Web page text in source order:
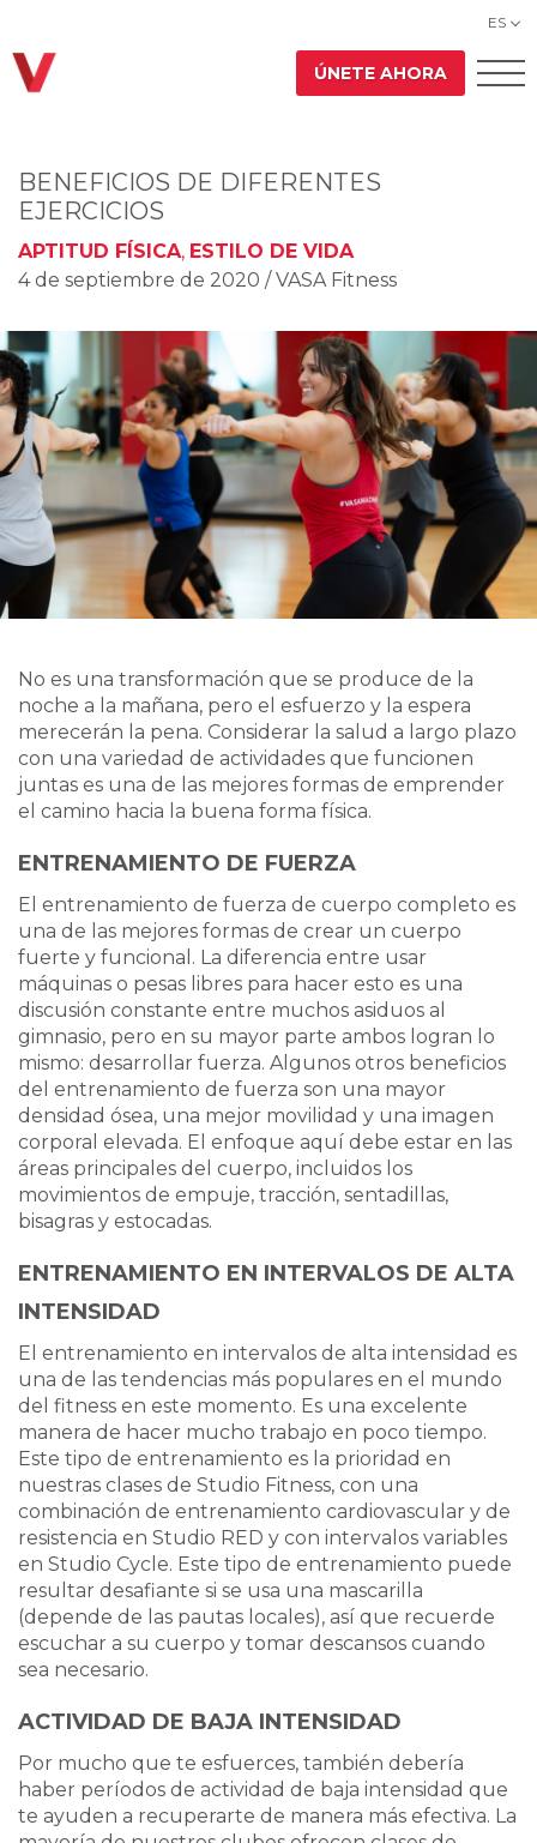
ES
ÚNETE AHORA
BENEFICIOS DE DIFERENTES
EJERCICIOS
APTITUD FÍSICA, ESTILO DE VIDA
4 de septiembre de 2020 / VASA Fitness
No es una transformación que se produce de la
noche a la mañana, pero el esfuerzo y la espera
merecerán la pena. Considerar la salud a largo plazo
con una variedad de actividades que funcionen
juntas es una de las mejores formas de emprender
el camino hacia la buena forma física.
ENTRENAMIENTO DE FUERZA
El entrenamiento de fuerza de cuerpo completo es
una de las mejores formas de crear un cuerpo
fuerte y funcional. La diferencia entre usar
máquinas o pesas libres para hacer esto es una
discusión constante entre muchos asiduos al
gimnasio, pero en su mayor parte ambos logran lo
mismo: desarrollar fuerza. Algunos otros beneficios
del entrenamiento de fuerza son una mayor
densidad ósea, una mejor movilidad y una imagen
corporal elevada. El enfoque aquí debe estar en las
áreas principales del cuerpo, incluidos los
movimientos de empuje, tracción, sentadillas,
bisagras y estocadas.
ENTRENAMIENTO EN INTERVALOS DE ALTA
INTENSIDAD
El entrenamiento en intervalos de alta intensidad es
una de las tendencias más populares en el mundo
del fitness en este momento. Es una excelente
manera de hacer mucho trabajo en poco tiempo.
Este tipo de entrenamiento es la prioridad en
nuestras clases de Studio Fitness, con una
combinación de entrenamiento cardiovascular y de
resistencia en Studio RED y con intervalos variables
en Studio Cycle. Este tipo de entrenamiento puede
resultar desafiante si se usa una mascarilla
(depende de las pautas locales), así que recuerde
escuchar a su cuerpo y tomar descansos cuando
sea necesario.
ACTIVIDAD DE BAJA INTENSIDAD
Por mucho que te esfuerces, también debería
haber períodos de actividad de baja intensidad que
te ayuden a recuperarte de manera más efectiva. La